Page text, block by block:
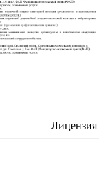
Лицензия